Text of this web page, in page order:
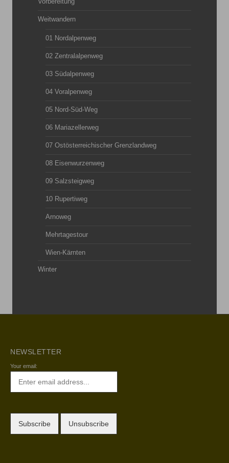
Weitwandern
01 Nordalpenweg
02 Zentralalpenweg
03 Südalpenweg
04 Voralpenweg
05 Nord-Süd-Weg
06 Mariazellerweg
07 Ostösterreichischer Grenzlandweg
08 Eisenwurzenweg
09 Salzsteigweg
10 Rupertiweg
Arnoweg
Mehrtagestour
Wien-Kärnten
Winter
NEWSLETTER
Your email: